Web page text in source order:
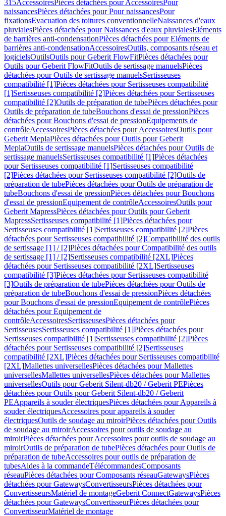
315AccessoiresPièces détachées pour AccessoiresPour
naissancesPièces détachées pour Pour naissancesPour
fixationsEvacuation des toitures conventionnelleNaissances d'eaux
pluvialesPièces détachées pour Naissances d'eaux pluvialesEléments
de barrières anti-condensationPièces détachées pour Eléments de
barrières anti-condensationAccessoiresOutils, composants réseau et
logicielsOutilsOutils pour Geberit FlowFitPièces détachées pour
Outils pour Geberit FlowFitOutils de sertissage manuelsPièces
détachées pour Outils de sertissage manuelsSertisseuses
compatibilité [1]Pièces détachées pour Sertisseuses compatibilité
[1]Sertisseuses compatibilité [2]Pièces détachées pour Sertisseuses
compatibilité [2]Outils de préparation de tubePièces détachées pour
Outils de préparation de tubeBouchons d'essai de pressionPièces
détachées pour Bouchons d'essai de pressionEquipements de
contrôleAccessoiresPièces détachées pour AccessoiresOutils pour
Geberit MeplaPièces détachées pour Outils pour Geberit
MeplaOutils de sertissage manuelsPièces détachées pour Outils de
sertissage manuelsSertisseuses compatibilité [1]Pièces détachées
pour Sertisseuses compatibilité [1]Sertisseuses compatibilité
[2]Pièces détachées pour Sertisseuses compatibilité [2]Outils de
préparation de tubePièces détachées pour Outils de préparation de
tubeBouchons d'essai de pressionPièces détachées pour Bouchons
d'essai de pressionEquipement de contrôleAccessoiresOutils pour
Geberit MapressPièces détachées pour Outils pour Geberit
MapressSertisseuses compatibilité [1]Pièces détachées pour
Sertisseuses compatibilité [1]Sertisseuses compatibilité [2]Pièces
détachées pour Sertisseuses compatibilité [2]Compatibilité des outils
de sertissage [1] / [2]Pièces détachées pour Compatibilité des outils
de sertissage [1] / [2]Sertisseuses compatibilité [2XL]Pièces
détachées pour Sertisseuses compatibilité [2XL]Sertisseuses
compatibilité [3]Pièces détachées pour Sertisseuses compatibilité
[3]Outils de préparation de tubePièces détachées pour Outils de
préparation de tubeBouchons d'essai de pressionPièces détachées
pour Bouchons d'essai de pressionEquipement de contrôlePièces
détachées pour Equipement de
contrôleAccessoiresSertisseusesPièces détachées pour
SertisseusesSertisseuses compatibilité [1]Pièces détachées pour
Sertisseuses compatibilité [1]Sertisseuses compatibilité [2]Pièces
détachées pour Sertisseuses compatibilité [2]Sertisseuses
compatibilité [2XL]Pièces détachées pour Sertisseuses compatibilité
[2XL]Mallettes universellesPièces détachées pour Mallettes
universellesMallettes universellesPièces détachées pour Mallettes
universellesOutils pour Geberit Silent-db20 / Geberit PEPièces
détachées pour Outils pour Geberit Silent-db20 / Geberit
PEAppareils à souder électriquesPièces détachées pour Appareils à
souder électriquesAccessoires pour appareils à souder
électriquesOutils de soudage au miroirPièces détachées pour Outils
de soudage au miroirAccessoires pour outils de soudage au
miroirPièces détachées pour Accessoires pour outils de soudage au
miroirOutils de préparation de tubePièces détachées pour Outils de
préparation de tubeAccessoires pour outils de préparation de
tubesAides à la commandeTélécommandesComposants
réseauPièces détachées pour Composants réseauGatewaysPièces
détachées pour GatewaysConvertisseursPièces détachées pour
ConvertisseursMatériel de montageGeberit ConnectGatewaysPièces
détachées pour GatewaysConvertisseurPièces détachées pour
ConvertisseurMatériel de montage